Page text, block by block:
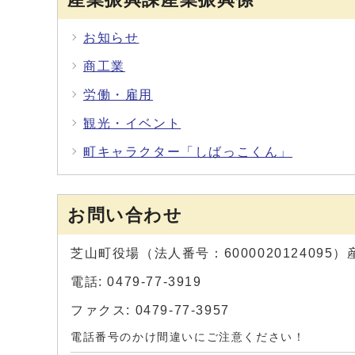
お知らせ
商工業
労働・雇用
観光・イベント
町キャラクター「しばっこくん」
お問い合わせ
芝山町役場（法人番号：6000020124095）
電話: 0479-77-3919
ファクス: 0479-77-3957
電話番号のかけ間違いにご注意ください！